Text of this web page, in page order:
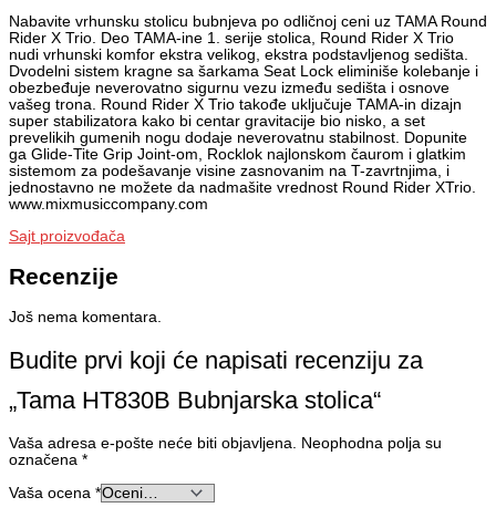
Nabavite vrhunsku stolicu bubnjeva po odličnoj ceni uz TAMA Round
Rider X Trio. Deo TAMA-ine 1. serije stolica, Round Rider X Trio
nudi vrhunski komfor ekstra velikog, ekstra podstavljenog sedišta.
Dvodelni sistem kragne sa šarkama Seat Lock eliminiše kolebanje i
obezbeđuje neverovatno sigurnu vezu između sedišta i osnove
vašeg trona. Round Rider X Trio takođe uključuje TAMA-in dizajn
super stabilizatora kako bi centar gravitacije bio nisko, a set
prevelikih gumenih nogu dodaje neverovatnu stabilnost. Dopunite
ga Glide-Tite Grip Joint-om, Rocklok najlonskom čaurom i glatkim
sistemom za podešavanje visine zasnovanim na T-zavrtnjima, i
jednostavno ne možete da nadmašite vrednost Round Rider XTrio.
www.mixmusiccompany.com
Sajt proizvođača
Recenzije
Još nema komentara.
Budite prvi koji će napisati recenziju za
„Tama HT830B Bubnjarska stolica“
Vaša adresa e-pošte neće biti objavljena. Neophodna polja su
označena *
Vaša ocena *